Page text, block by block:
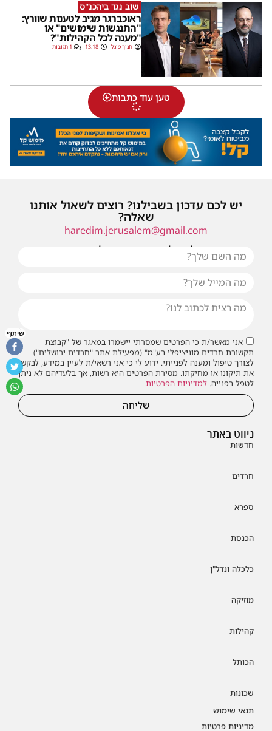
שוב נגד ביהכנ"ס
ראוכברגר מגיב לטענות שוורץ:
"התנגשות שימושים" או
"מענה לכל הקהילות"?
חנוך פוגל 13:18 1 תגובות
טען עוד כתבות
ניווט באתר
חדשות
חרדים
ספרא
הכנסת
כלכלה ונדל"ן
מוזיקה
קהילות
הכותל
שכונות
תנאי שימוש
מדיניות פרטיות
יש לכם עדכון בשבילנו? רוצים לשאול אותנו
שאלה?
haredim.jerusalem@gmail.com
או שילחו אלינו פנייה ונחזור אליכם בהקדם
אני מאשר/ת כי הפרטים שמסרתי יישמרו במאגר של "קבוצת
תקשורת חרדים מוניציפלי בע"מ" (מפעילת אתר "חרדים ירושלים")
לצורך טיפול ומענה לפנייתי. ידוע לי כי אני רשאי/ת לעיין במידע, לבקש
את תיקונו או מחיקתו. מסירת הפרטים היא רשות, אך בלעדיהם לא ניתן
לטפל בפנייה. למדיניות הפרטיות.
שליחה
שיתוף